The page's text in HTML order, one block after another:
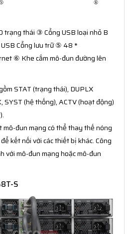
thái ③ Cổng USB loại nhỏ B
Cổng lưu trữ ⑤ 48 *
⑥ Khe cắm mô-đun đường lên
STAT (trạng thái), DUPLX
SYST (hệ thống), ACTV (hoạt động)
mô-đun mạng có thể thay thế nóng
kết nối với các thiết bị khác. Công
với mô-đun mạng hoặc mô-đun
S